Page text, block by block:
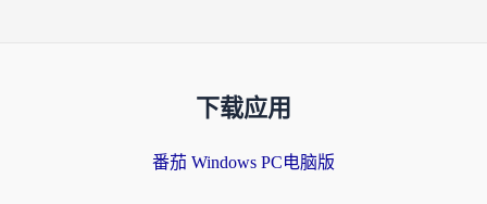
下载应用
番茄 Windows PC电脑版